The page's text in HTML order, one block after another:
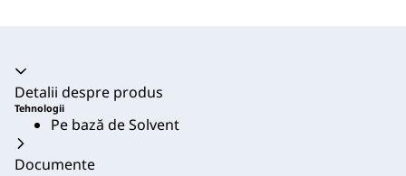
Acordeon prăbușit
Detalii despre produs
Tehnologii
Pe bază de Solvent
Documente